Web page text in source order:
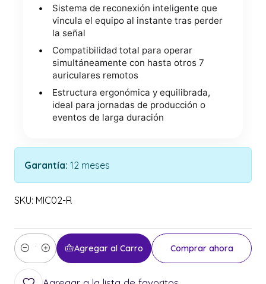
Sistema de reconexión inteligente que
vincula el equipo al instante tras perder
la señal
Compatibilidad total para operar
simultáneamente con hasta otros 7
auriculares remotos
Estructura ergonómica y equilibrada,
ideal para jornadas de producción o
eventos de larga duración
Garantía: 12 meses
SKU: MIC02-R
Cantidad
Agregar al Carro Comprar ahora